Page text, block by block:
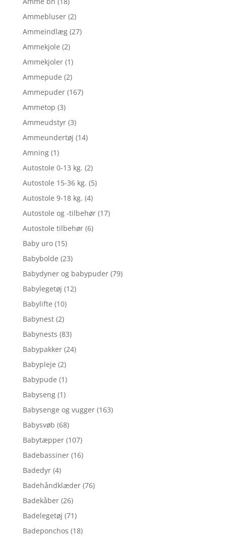
Ammebluser (2)
Ammeindlæg (27)
Ammekjole (2)
Ammekjoler (1)
Ammepude (2)
Ammepuder (167)
Ammetop (3)
Ammeudstyr (3)
Ammeundertøj (14)
Amning (1)
Autostole 0-13 kg. (2)
Autostole 15-36 kg. (5)
Autostole 9-18 kg. (4)
Autostole og -tilbehør (17)
Autostole tilbehør (6)
Baby uro (15)
Babybolde (23)
Babydyner og babypuder (79)
Babylegetøj (12)
Babylifte (10)
Babynest (2)
Babynests (83)
Babypakker (24)
Babypleje (2)
Babypude (1)
Babyseng (1)
Babysenge og vugger (163)
Babysvøb (68)
Babytæpper (107)
Badebassiner (16)
Badedyr (4)
Badehåndklæder (76)
Badekåber (26)
Badelegetøj (71)
Badeponchos (18)